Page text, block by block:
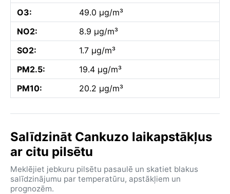
O3:
49.0 µg/m³
NO2:
8.9 µg/m³
SO2:
1.7 µg/m³
PM2.5:
19.4 µg/m³
PM10:
20.2 µg/m³
Salīdzināt Cankuzo laikapstākļus
ar citu pilsētu
Meklējiet jebkuru pilsētu pasaulē un skatiet blakus
salīdzinājumu par temperatūru, apstākļiem un
prognozēm.